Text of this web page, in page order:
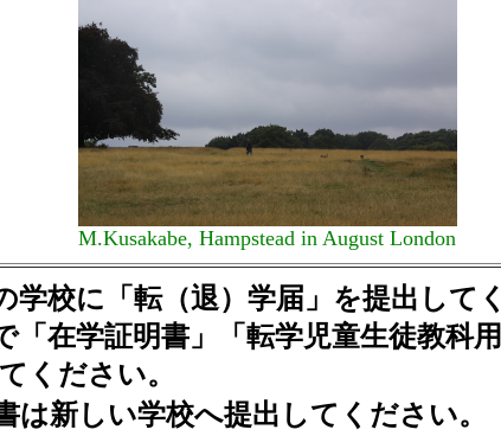
M.Kusakabe, Hampstead in August London
学校に「転（退）学届」を提出して
「在学証明書」「転学児童生徒教科
ください。
は新しい学校へ提出してください。